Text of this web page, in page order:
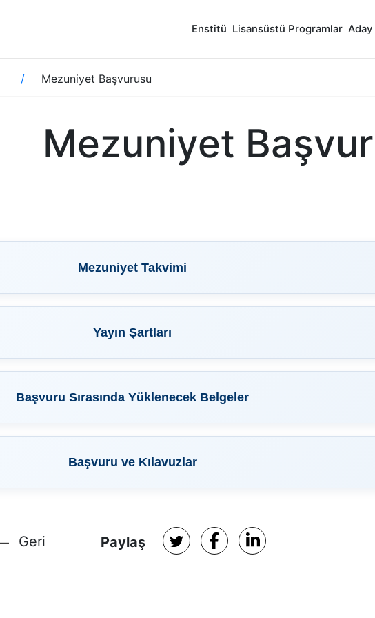
Enstitü Lisansüstü Programlar Aday
Mezuniyet Başvurusu
Mezuniyet
Mezuniyet Takvimi
Yayın Şartları
Başvuru Sırasında Yüklenecek Belgeler
Başvuru ve Kılavuzlar
Geri Paylaş